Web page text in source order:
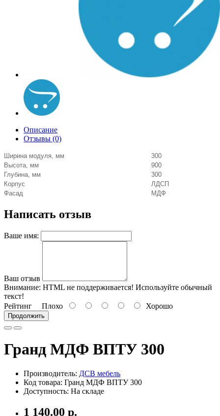
Описание
Отзывы (0)
Ширина модуля, мм
300
Высота, мм
900
Глубина, мм
300
Корпус
ЛДСП
Фасад
МДФ
Написать отзыв
Ваше имя:
Ваш отзыв
Внимание: HTML не поддерживается! Используйте обычный
текст!
Рейтинг Плохо Хорошо
Продолжить
Гранд МДФ ВПТУ 300
Производитель: ДСВ мебель
Код товара: Гранд МДФ ВПТУ 300
Доступность: На складе
1 140.00 р.